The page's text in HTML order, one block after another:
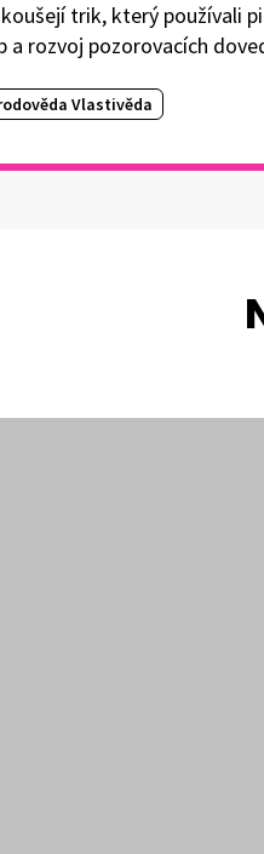
trik, který používali
a rozvoj pozorovacích
Vlastivěda